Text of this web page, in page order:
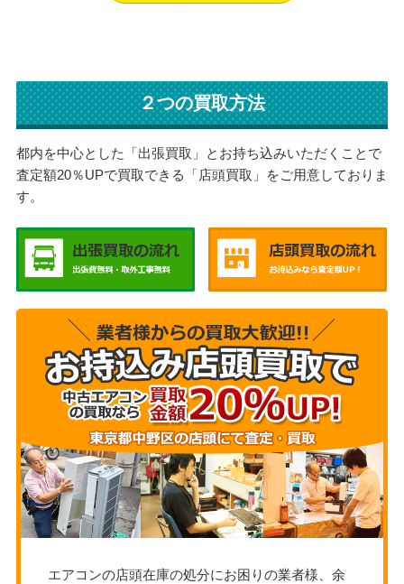
２つの買取方法
都内を中心とした「出張買取」とお持ち込みいただくことで
査定額20％UPで買取できる「店頭買取」をご用意しておりま
す。
エアコンの店頭在庫の処分にお困りの業者様、余